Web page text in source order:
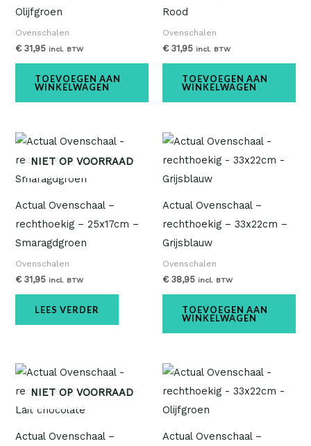
Olijfgroen
Ovenschalen
€31,95 incl. BTW
TOEVOEGEN AAN
WINKELWAGEN
Rood
Ovenschalen
€31,95 incl. BTW
TOEVOEGEN AAN
WINKELWAGEN
NIET OP VOORRAAD
Actual Ovenschaal –
rechthoekig – 25x17cm –
Smaragdgroen
Ovenschalen
€31,95 incl. BTW
LEES VERDER
Actual Ovenschaal –
rechthoekig – 33x22cm –
Grijsblauw
Ovenschalen
€38,95 incl. BTW
TOEVOEGEN AAN
WINKELWAGEN
NIET OP VOORRAAD
Actual Ovenschaal –
Actual Ovenschaal –